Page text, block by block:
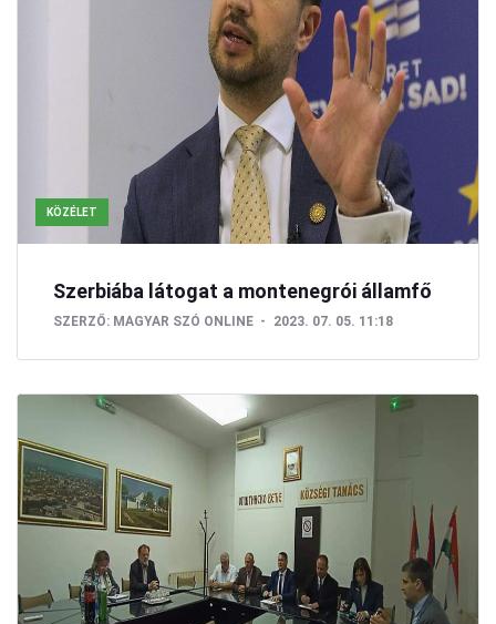
KÖZÉLET
Szerbiába látogat a montenegrói államfő
SZERZŐ: MAGYAR SZÓ ONLINE 2023. 07. 05. 11:18